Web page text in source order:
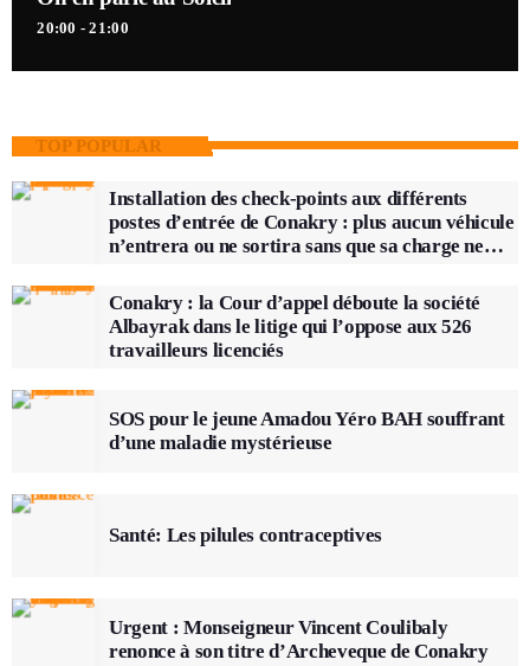
20:00 - 21:00
TOP POPULAR
Installation des check-points aux différents
postes d’entrée de Conakry : plus aucun véhicule
n’entrera ou ne sortira sans que sa charge ne
Conakry : la Cour d’appel déboute la société
Albayrak dans le litige qui l’oppose aux 526
travailleurs licenciés
SOS pour le jeune Amadou Yéro BAH souffrant
d’une maladie mystérieuse
Santé: Les pilules contraceptives
Urgent : Monseigneur Vincent Coulibaly
renonce à son titre d’Archeveque de Conakry